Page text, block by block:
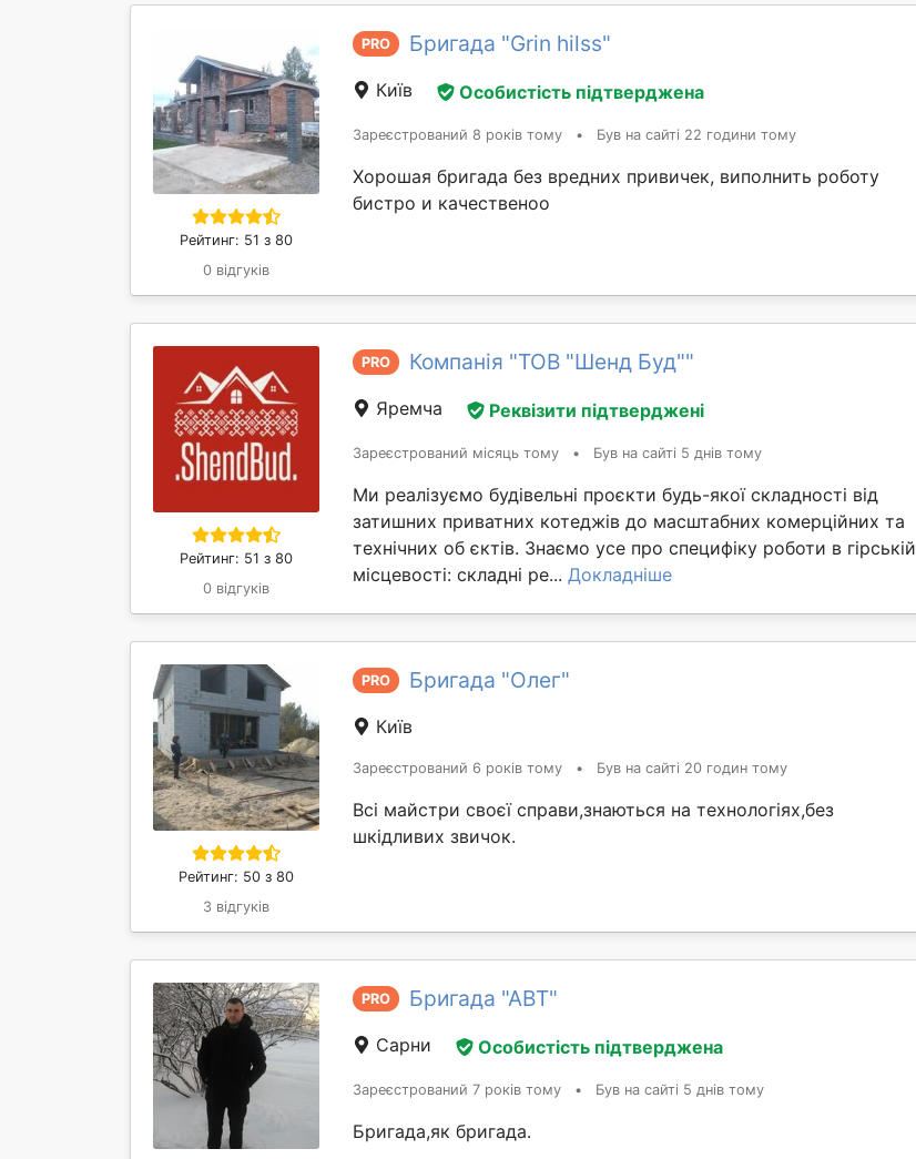
Рейтинг: 51 з 80
0 відгуків
PRO Бригада "Grin hilss"
Київ Особистість підтверджена
Зареєстрований 8 років тому • Був на сайті 22 години тому
Хорошая бригада без вредних привичек, виполнить роботу
бистро и качественоо
Рейтинг: 51 з 80
0 відгуків
PRO Компанія "ТОВ "Шенд Буд""
Яремча Реквізити підтверджені
Зареєстрований місяць тому • Був на сайті 5 днів тому
Ми реалізуємо будівельні проєкти будь-якої складності від
затишних приватних котеджів до масштабних комерційних та
технічних об єктів. Знаємо усе про специфіку роботи в гірській
місцевості: складні ре... Докладніше
Рейтинг: 50 з 80
3 відгуків
PRO Бригада "Олег"
Київ
Зареєстрований 6 років тому • Був на сайті 20 годин тому
Всі майстри своєї справи,знаються на технологіях,без
шкідливих звичок.
PRO Бригада "АВT"
Сарни Особистість підтверджена
Зареєстрований 7 років тому • Був на сайті 5 днів тому
Бригада,як бригада.